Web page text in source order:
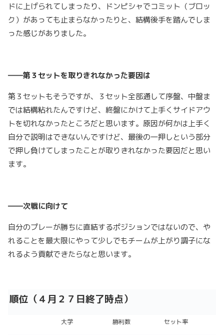
ドに上げられてしまったり、ドンピシャでコミット（ブロッ
ク）があっても止まらなかったりと、結構後手を踏んでしま
った感じがありました。
――第３セットを取りきれなかった要因は
第３セットもそうですが、３セット全部通して序盤、中盤ま
では結構粘れたんですけど、終盤にかけて上手くサイドアウ
トを切れなかったところだと思います。原因が何かは上手く
自分で説明はできないんですけど、最後の一押しという部分
で押し負けてしまったことが取りきれなかった要因だと思い
ます。
――次戦に向けて
自分のプレーが勝ちに直結するポジションではないので、や
れることを最大限にやって少しでもチームが上がり調子にな
れるよう貢献できたらなと思います。
順位（４月２７日終了時点）
大学 勝利数 セット率